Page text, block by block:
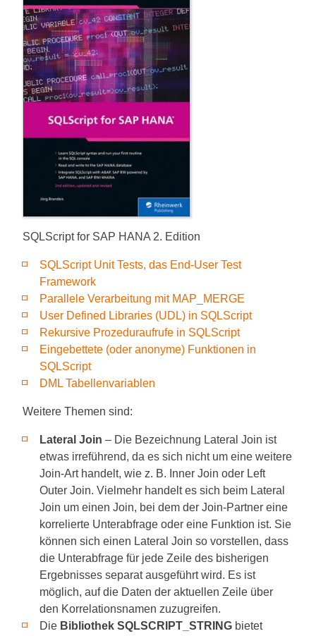
SQLScript for SAP HANA 2. Edition
SQLScript Unit Tests, das End-User Test
Framework
Parallele Verarbeitung mit MAP_MERGE
User Defined Libraries (UDL) in SQLScript
Rekursive Prozeduraufrufe in SQLScript
Eingebettete (oder anonyme) Funktionen in
SQLScript
DML Tabellenvariablen
Weitere Themen sind:
Lateral Join – Die Bezeichnung Lateral Join ist
etwas irreführend, da es sich nicht um eine weitere
Join-Art handelt, wie z. B. Inner Join oder Left
Outer Join. Vielmehr handelt es sich beim Lateral
Join um einen Join, bei dem der Join-Partner eine
korrelierte Unterabfrage oder eine Funktion ist. Sie
können sich einen Lateral Join so vorstellen, dass
die Unterabfrage für jede Zeile des bisherigen
Ergebnisses separat ausgeführt wird. Es ist
möglich, auf die Daten der aktuellen Zeile über
den Korrelationsnamen zuzugreifen.
Die Bibliothek SQLSCRIPT_STRING bietet